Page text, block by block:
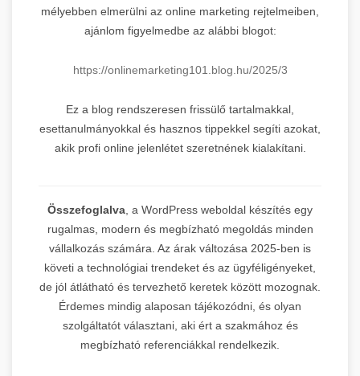
mélyebben elmerülni az online marketing rejtelmeiben,
ajánlom figyelmedbe az alábbi blogot:
https://onlinemarketing101.blog.hu/2025/3
Ez a blog rendszeresen frissülő tartalmakkal,
esettanulmányokkal és hasznos tippekkel segíti azokat,
akik profi online jelenlétet szeretnének kialakítani.
Összefoglalva , a WordPress weboldal készítés egy
rugalmas, modern és megbízható megoldás minden
vállalkozás számára. Az árak változása 2025-ben is
követi a technológiai trendeket és az ügyféligényeket,
de jól átlátható és tervezhető keretek között mozognak.
Érdemes mindig alaposan tájékozódni, és olyan
szolgáltatót választani, aki ért a szakmához és
megbízható referenciákkal rendelkezik.